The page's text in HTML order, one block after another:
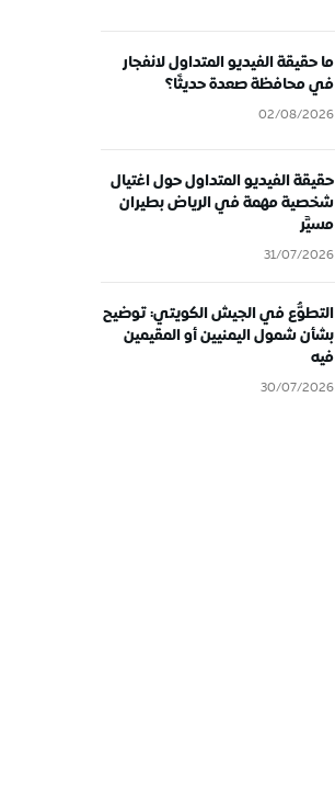
ما حقيقة الفيديو المتداول لانفجار
في محافظة صعدة حديثًا؟
02/08/2026
حقيقة الفيديو المتداول حول اغتيال
شخصية مهمة في الرياض بطيران
مسيَّر
31/07/2026
التطوُّع في الجيش الكويتي: توضيح
بشأن شمول اليمنيين أو المقيمين
فيه
30/07/2026